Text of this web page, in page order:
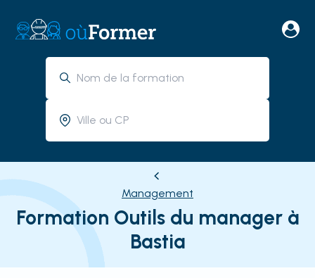
Management
Formation Outils du manager à
Bastia